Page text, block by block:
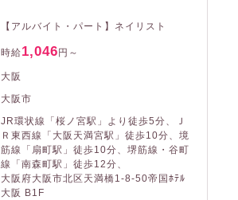
【アルバイト・パート】ネイリスト
時給1,046 円～
大阪
大阪市
JR環状線「桜ノ宮駅」より徒歩5分、Ｊ
Ｒ東西線「大阪天満宮駅」徒歩10分、境
筋線「扇町駅」徒歩10分、堺筋線・谷町
線「南森町駅」徒歩12分、
大阪府大阪市北区天満橋1-8-50帝国ﾎﾃﾙ
大阪 B1F